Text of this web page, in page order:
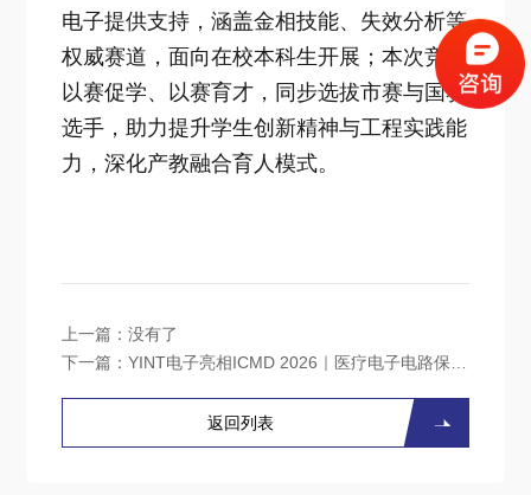
电子提供支持，涵盖金相技能、失效分析等
权威赛道，面向在校本科生开展；本次竞赛
以赛促学、以赛育才，同步选拔市赛与国赛
选手，助力提升学生创新精神与工程实践能
力，深化产教融合育人模式。
上一篇：没有了
下一篇：YINT电子亮相ICMD 2026｜医疗电子电路保护解决方案
返回列表